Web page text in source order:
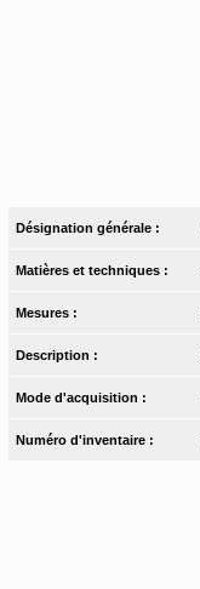
Désignation générale :
Matières et techniques :
Mesures :
Description :
Mode d'acquisition :
Numéro d'inventaire :